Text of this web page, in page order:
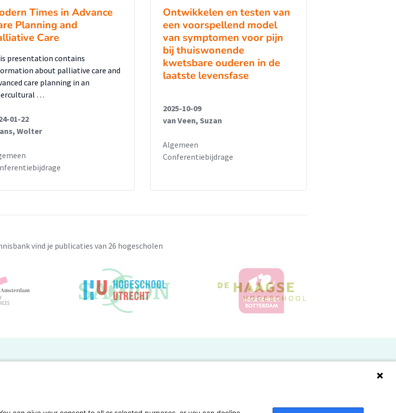
Times in Advance
Planning and
Care
presentation contains
about palliative care and
care planning in an
…
01-22
Wolter
Ontwikkelen en testen van
een voorspellend model
van symptomen voor pijn
bij thuiswonende
kwetsbare ouderen in de
laatste levensfase
2025-10-09
van Veen, Suzan
Algemeen
Conferentiebijdrage
vind je publicaties van 26 hogescholen